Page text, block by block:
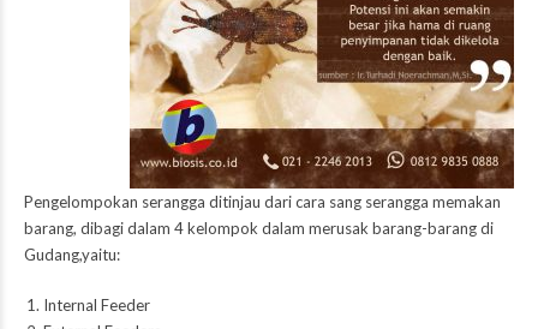
Pengelompokan serangga ditinjau dari cara sang serangga memakan
barang, dibagi dalam 4 kelompok dalam merusak barang-barang di
Gudang,yaitu:
Internal Feeder